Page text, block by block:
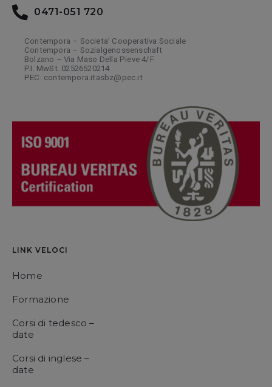
0471-051 720
Contempora – Societa’ Cooperativa Sociale
Contempora – Sozialgenossenschaft
Bolzano – Via Maso Della Pieve 4/F
P.I. MwSt. 02526520214
PEC: contempora.itasbz@pec.it
LINK VELOCI
Home
Formazione
Corsi di tedesco –
date
Corsi di inglese –
date